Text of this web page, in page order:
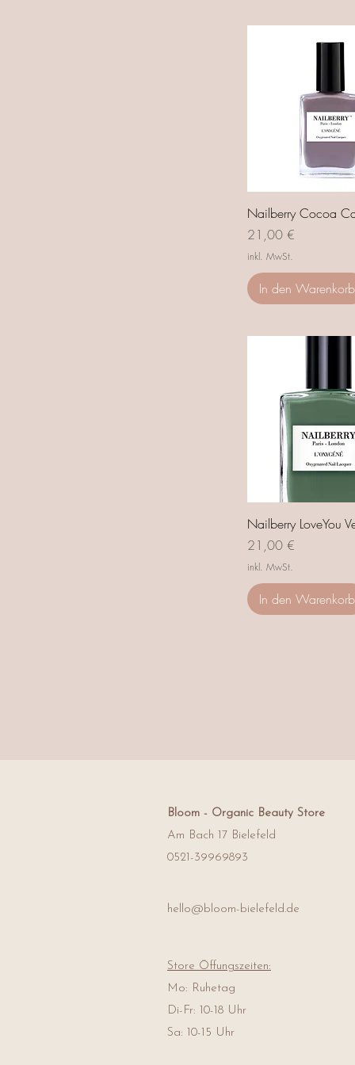
Nailberry Cocoa
Preis
21,00 €
inkl. MwSt.
In den Warenkorb
Nailberry LoveYou
Preis
21,00 €
inkl. MwSt.
In den Warenkorb
Bloom - Organic Beauty Store
Am Bach 17 Bielefeld
0521-39969893
hello@bloom-bielefeld.de
Store Öffungszeiten:
Mo: Ruhetag
Di-Fr: 10-18 Uhr
Sa: 10-15 Uhr